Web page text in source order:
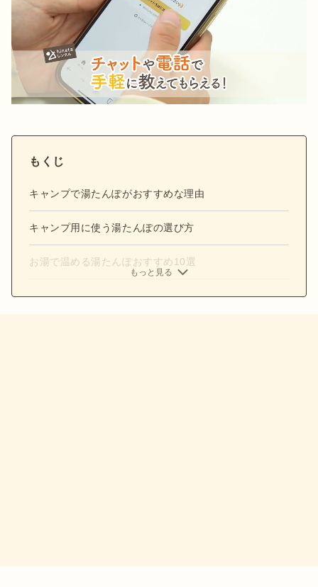
もくじ
キャンプで湯たんぽがおすすめな理由
キャンプ用に使う湯たんぽの選び方
お湯で温める湯たんぽおすすめ10選
もっと見る